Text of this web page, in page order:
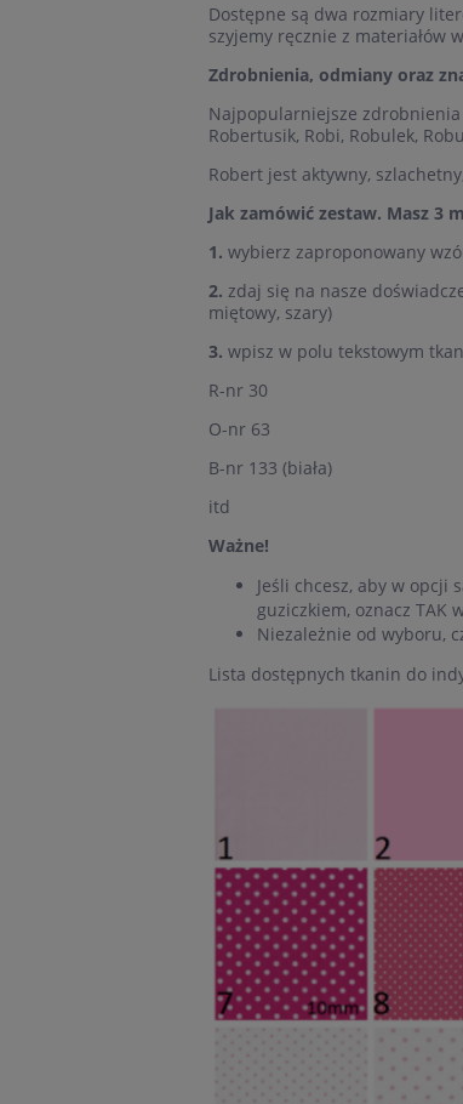
Dostępne są dwa rozmiary
szyjemy ręcznie z materiałów
Zdrobnienia, odmiany oraz
Najpopularniejsze zdrobnienia
Robertusik, Robi, Robulek,
Robert jest aktywny,
Jak zamówić zestaw. Masz 3
1. wybierz zaproponowany
2. zdaj się na nasze
miętowy, szary)
3. wpisz w polu tekstowym
R-nr 30
O-nr 63
B-nr 133 (biała)
itd
Ważne!
Jeśli chcesz, aby w opcji
guziczkiem, oznacz TAK
Niezależnie od wyboru,
Lista dostępnych tkanin do